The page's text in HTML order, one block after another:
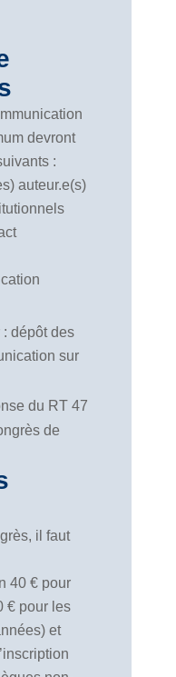
devront
:
auteur.e(s)
dépôt des
sur
du RT 47
de
il faut
40 € pour
€ pour les
et